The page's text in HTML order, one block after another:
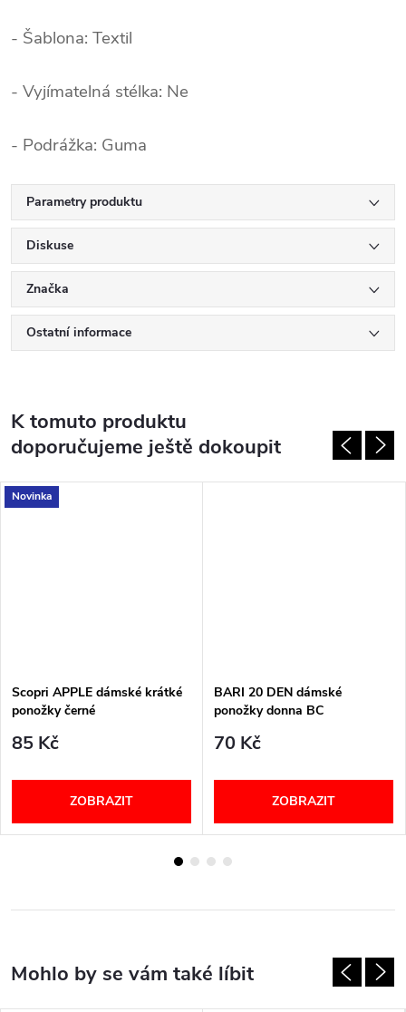
- Šablona: Textil
- Vyjímatelná stélka: Ne
- Podrážka: Guma
Parametry produktu
Diskuse
Značka
Ostatní informace
K tomuto produktu
doporučujeme ještě dokoupit
Novinka
Scopri APPLE dámské krátké
ponožky černé
85 Kč
ZOBRAZIT
BARI 20 DEN dámské
ponožky donna BC
70 Kč
ZOBRAZIT